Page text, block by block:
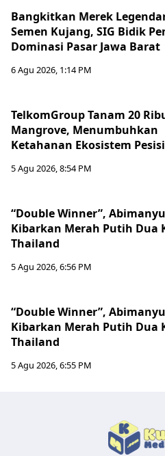
Bangkitkan Merek
Semen Kujang, SIG Bidik
Dominasi Pasar Jawa Barat
6 Agu 2026, 1:14 PM
TelkomGroup Tanam 20
Mangrove, Menumbuhkan
Ketahanan Ekosistem
5 Agu 2026, 8:54 PM
“Double Winner”,
Kibarkan Merah Putih Dua
Thailand
5 Agu 2026, 6:56 PM
“Double Winner”,
Kibarkan Merah Putih Dua
Thailand
5 Agu 2026, 6:55 PM